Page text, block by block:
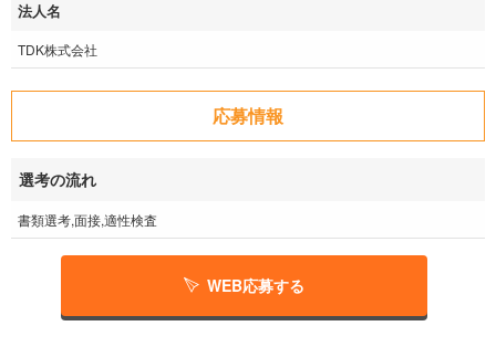
法人名
TDK株式会社
応募情報
選考の流れ
書類選考,面接,適性検査
WEB応募する